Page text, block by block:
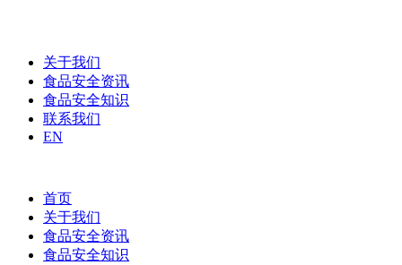
关于我们
食品安全资讯
食品安全知识
联系我们
EN
首页
关于我们
食品安全资讯
食品安全知识